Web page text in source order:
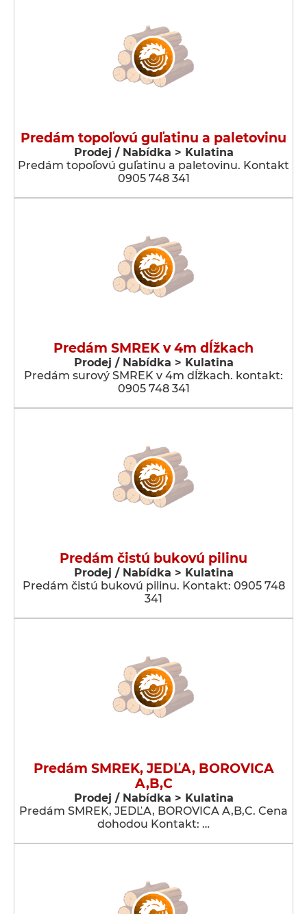
Predám topoľovú guľatinu a paletovinu
Prodej / Nabídka > Kulatina
Predám topoľovú guľatinu a paletovinu. Kontakt
0905 748 341
Predám SMREK v 4m dĺžkach
Prodej / Nabídka > Kulatina
Predám surový SMREK v 4m dĺžkach. kontakt:
0905 748 341
Predám čistú bukovú pilinu
Prodej / Nabídka > Kulatina
Predám čistú bukovú pilinu. Kontakt: 0905 748
341
Predám SMREK, JEDĽA, BOROVICA
A,B,C
Prodej / Nabídka > Kulatina
Predám SMREK, JEDĽA, BOROVICA A,B,C. Cena
dohodou Kontakt: …